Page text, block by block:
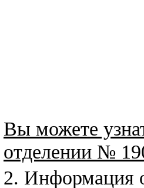
Вы можете
отделении №
2. Информация